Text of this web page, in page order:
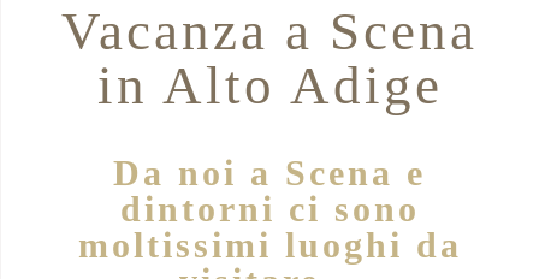
Vacanza a Scena
in Alto Adige
Da noi a Scena e
dintorni ci sono
moltissimi luoghi da